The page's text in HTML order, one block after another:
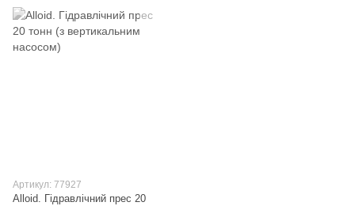
Артикул: 77927
Alloid. Гідравлічний прес 20